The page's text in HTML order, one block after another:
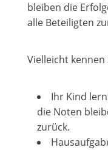
bleiben die
alle Beteiligten
Vielleicht
Ihr Kind
die Noten
zurück.